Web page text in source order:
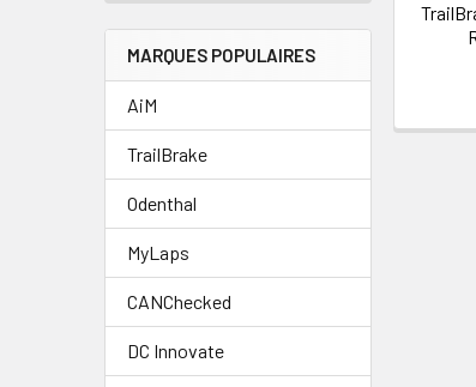
MARQUES POPULAIRES
AiM
TrailBrake
Odenthal
MyLaps
CANChecked
DC Innovate